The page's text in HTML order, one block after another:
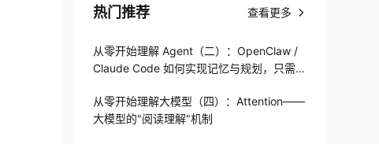
热门推荐 查看更多
从零开始理解 Agent（二）：OpenClaw /
Claude Code 如何实现记忆与规划，只需1
从零开始理解大模型（四）：Attention——
大模型的"阅读理解"机制